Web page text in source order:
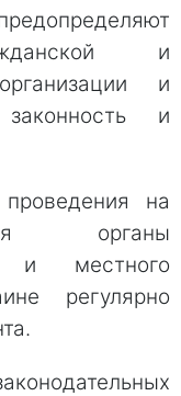
и
и
и
на
органы
и местного
регулярно